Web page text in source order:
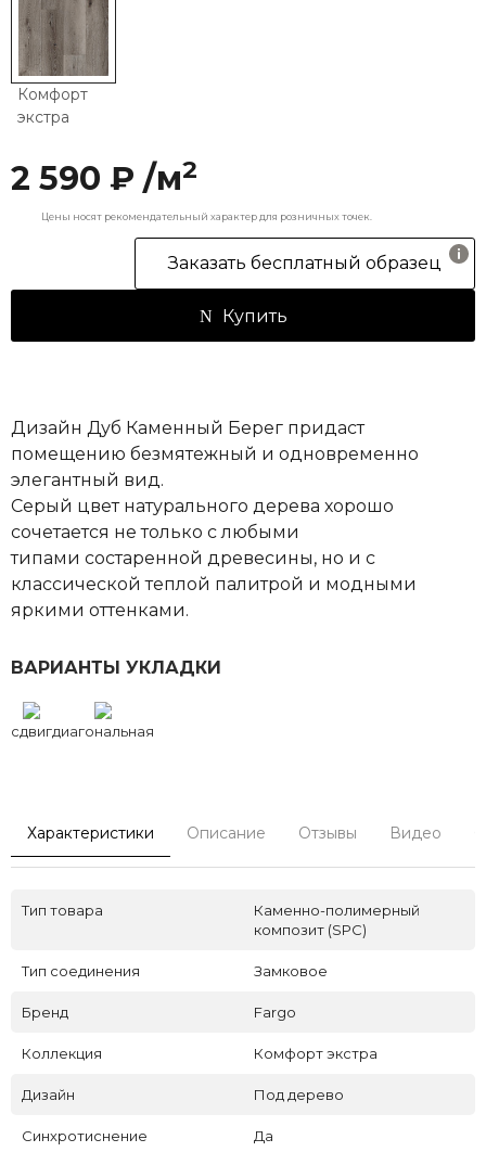
Комфорт
экстра
2 590 ₽ /м2
Цены носят рекомендательный характер для розничных точек.
Заказать бесплатный образец
Купить
Дизайн Дуб Каменный Берег придаст
помещению безмятежный и одновременно
элегантный вид.
Серый цвет натурального дерева хорошо
сочетается не только с любыми
типами состаренной древесины, но и с
классической теплой палитрой и модными
яркими оттенками.
ВАРИАНТЫ УКЛАДКИ
сдвигдиагональная
Характеристики Описание Отзывы Видео
Тип товара
Каменно-полимерный
композит (SPC)
Тип соединения Замковое
Бренд Fargo
Коллекция Комфорт экстра
Дизайн Под дерево
Синхротиснение Да